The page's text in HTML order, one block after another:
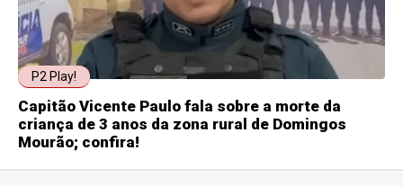
P2 Play!
Capitão Vicente Paulo fala sobre a morte da
criança de 3 anos da zona rural de Domingos
Mourão; confira!